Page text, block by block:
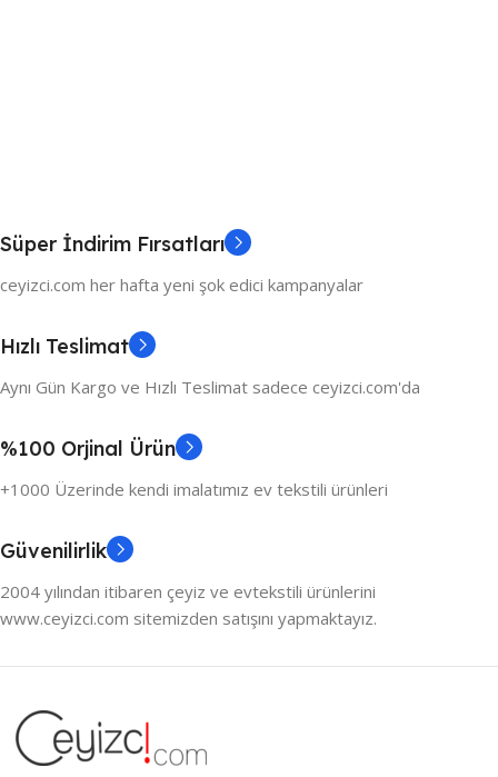
Süper İndirim Fırsatları
ceyizci.com her hafta yeni şok edici kampanyalar
Hızlı Teslimat
Aynı Gün Kargo ve Hızlı Teslimat sadece ceyizci.com'da
%100 Orjinal Ürün
+1000 Üzerinde kendi imalatımız ev tekstili ürünleri
Güvenilirlik
2004 yılından itibaren çeyiz ve evtekstili ürünlerini
www.ceyizci.com sitemizden satışını yapmaktayız.